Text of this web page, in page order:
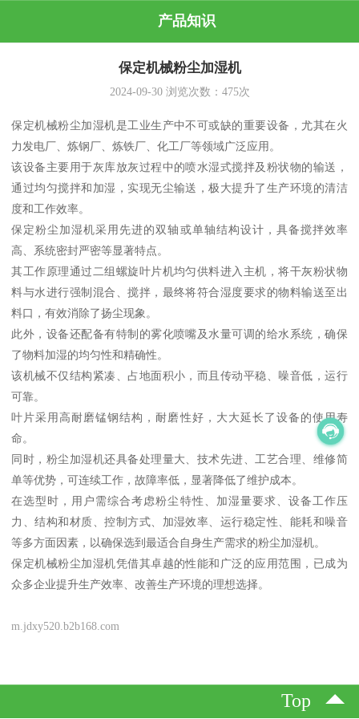
产品知识
保定机械粉尘加湿机
2024-09-30浏览次数： 475次
保定机械粉尘加湿机是工业生产中不可或缺的重要设备，尤其在火
力发电厂、炼钢厂、炼铁厂、化工厂等领域广泛应用。
该设备主要用于灰库放灰过程中的喷水湿式搅拌及粉状物的输送，
通过均匀搅拌和加湿，实现无尘输送，极大提升了生产环境的清洁
度和工作效率。
保定粉尘加湿机采用先进的双轴或单轴结构设计，具备搅拌效率
高、系统密封严密等显著特点。
其工作原理通过二组螺旋叶片机均匀供料进入主机，将干灰粉状物
料与水进行强制混合、搅拌，最终将符合湿度要求的物料输送至出
料口，有效消除了扬尘现象。
此外，设备还配备有特制的雾化喷嘴及水量可调的给水系统，确保
了物料加湿的均匀性和精确性。
该机械不仅结构紧凑、占地面积小，而且传动平稳、噪音低，运行
可靠。
叶片采用高耐磨锰钢结构，耐磨性好，大大延长了设备的使用寿
命。
同时，粉尘加湿机还具备处理量大、技术先进、工艺合理、维修简
单等优势，可连续工作，故障率低，显著降低了维护成本。
在选型时，用户需综合考虑粉尘特性、加湿量要求、设备工作压
力、结构和材质、控制方式、加湿效率、运行稳定性、能耗和噪音
等多方面因素，以确保选到最适合自身生产需求的粉尘加湿机。
保定机械粉尘加湿机凭借其卓越的性能和广泛的应用范围，已成为
众多企业提升生产效率、改善生产环境的理想选择。
m.jdxy520.b2b168.com
Top